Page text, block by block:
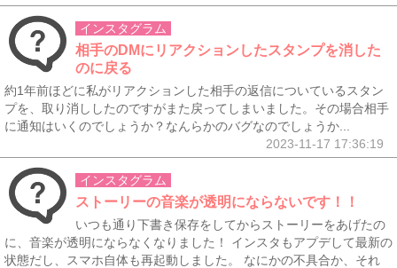
インスタグラム
相手のDMにリアクションしたスタンプを消した
のに戻る
約1年前ほどに私がリアクションした相手の返信についているスタン
プを、取り消ししたのですがまた戻ってしまいました。その場合相手
に通知はいくのでしょうか？なんらかのバグなのでしょうか...
2023-11-17 17:36:19
インスタグラム
ストーリーの音楽が透明にならないです！！
いつも通り下書き保存をしてからストーリーをあげたの
に、音楽が透明にならなくなりました！ インスタもアプデして最新の
状態だし、スマホ自体も再起動しました。 なにかの不具合か、それ